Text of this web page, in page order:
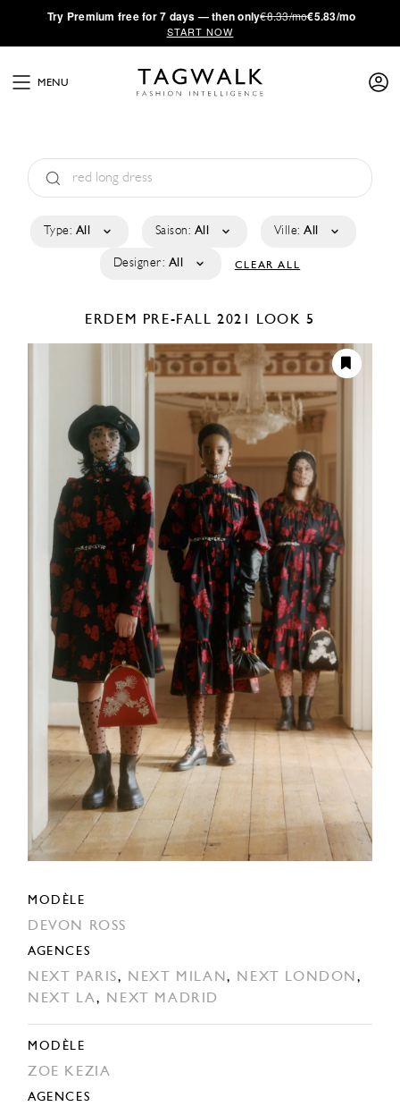
·Try Premium free for 7 days — then only€8.33/mo€5.83/mo
START NOW
MENU
Type: All Saison: All Ville: All
Designer: All CLEAR ALL
ERDEM PRE-FALL 2021 LOOK 5
MODÈLE
DEVON ROSS
AGENCES
NEXT PARIS, NEXT MILAN, NEXT LONDON,
NEXT LA, NEXT MADRID
MODÈLE
ZOE KEZIA
AGENCES